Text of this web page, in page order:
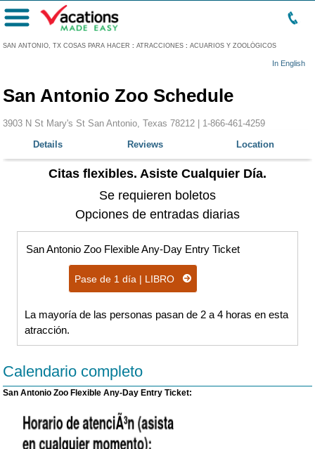
SAN ANTONIO, TX COSAS PARA HACER : ATRACCIONES : ACUARIOS Y ZOOLÓGICOS
In English
Menú
San Antonio Zoo Schedule
3903 N St Mary's St San Antonio, Texas 78212 | 1-866-461-4259
Details
Reviews Location
Citas flexibles. Asiste Cualquier Día.
Se requieren boletos
Opciones de entradas diarias
San Antonio Zoo Flexible Any-Day Entry Ticket
Pase de 1 día | LIBRO
La mayoría de las personas pasan de 2 a 4 horas en esta
atracción.
Calendario completo
San Antonio Zoo Flexible Any-Day Entry Ticket: